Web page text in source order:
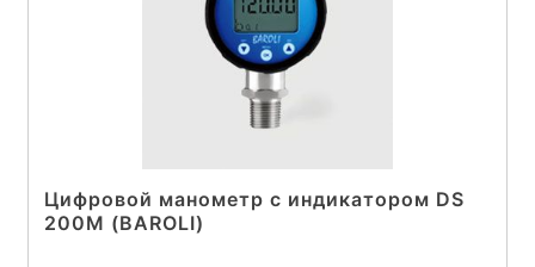
Цифровой манометр с индикатором DS
200M (BAROLI)